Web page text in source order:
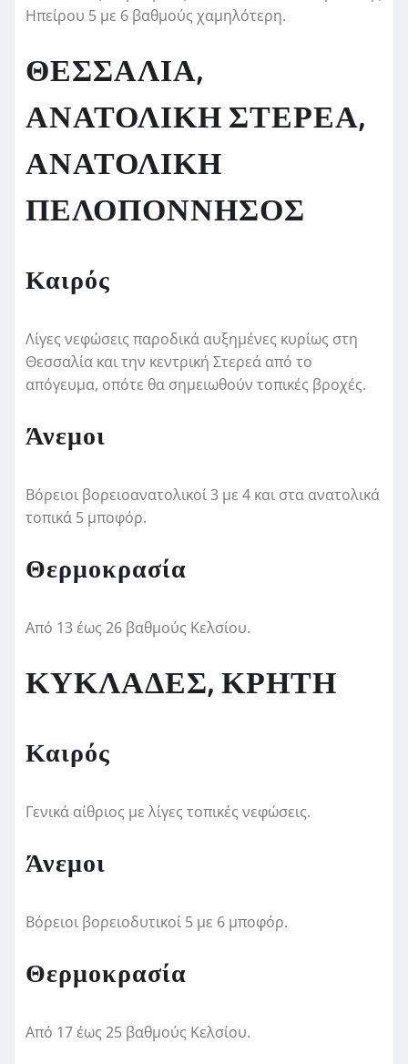
Ηπείρου 5 με 6 βαθμούς χαμηλότερη.
ΘΕΣΣΑΛΙΑ,
ΑΝΑΤΟΛΙΚΗ ΣΤΕΡΕΑ,
ΑΝΑΤΟΛΙΚΗ
ΠΕΛΟΠΟΝΝΗΣΟΣ
Καιρός
Λίγες νεφώσεις παροδικά αυξημένες κυρίως στη
Θεσσαλία και την κεντρική Στερεά από το
απόγευμα, οπότε θα σημειωθούν τοπικές βροχές.
Άνεμοι
Βόρειοι βορειοανατολικοί 3 με 4 και στα ανατολικά
τοπικά 5 μποφόρ.
Θερμοκρασία
Από 13 έως 26 βαθμούς Κελσίου.
ΚΥΚΛΑΔΕΣ, ΚΡΗΤΗ
Καιρός
Γενικά αίθριος με λίγες τοπικές νεφώσεις.
Άνεμοι
Βόρειοι βορειοδυτικοί 5 με 6 μποφόρ.
Θερμοκρασία
Από 17 έως 25 βαθμούς Κελσίου.